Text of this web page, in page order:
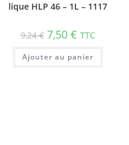
lique HLP 46 – 1L – 1117
9,24€ 7,50 € TTC
Ajouter au panier